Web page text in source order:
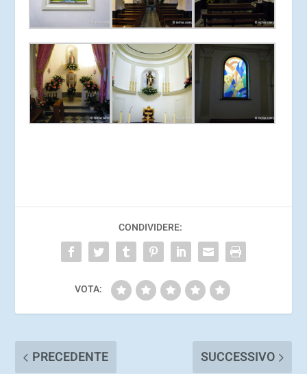
CONDIVIDERE:
VOTA:
PRECEDENTE
SUCCESSIVO